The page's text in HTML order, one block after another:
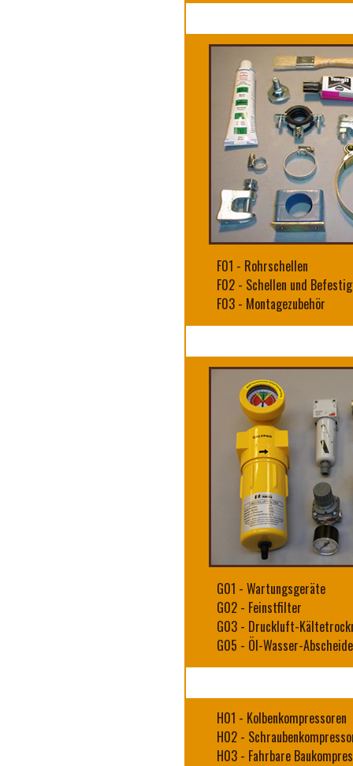
F01 - Rohrschellen
F02 - Schellen und
F03 - Montagezubehör
G01 - Wartungsgeräte
G02 - Feinstfilter
G03 - Druckluft-
G05 - Öl-Wasser-
H01 - Kolbenkompressoren
H02 -
H03 - Fahrbare